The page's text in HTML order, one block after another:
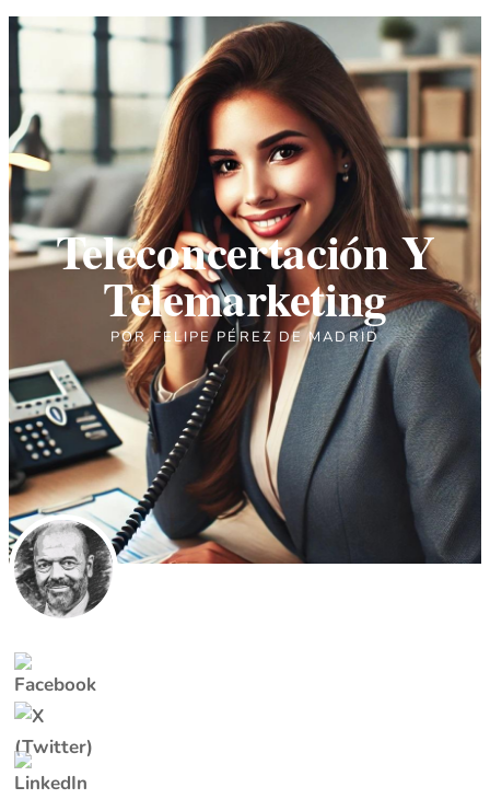
Teleconcertación Y
Telemarketing
PORFELIPE PÉREZ DE MADRID